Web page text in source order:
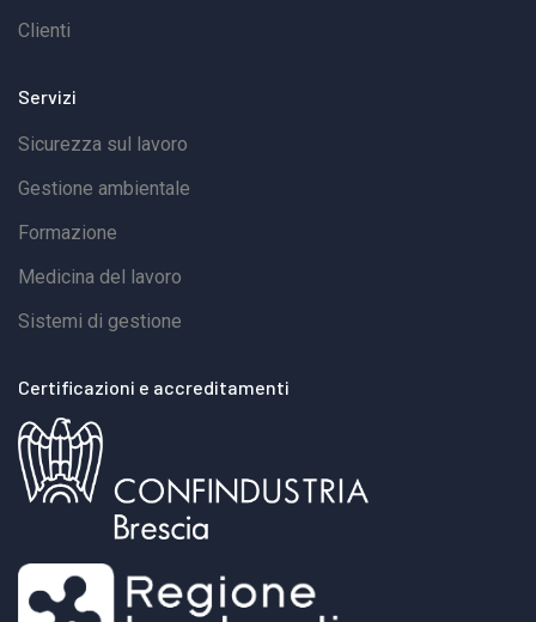
Clienti
Servizi
Sicurezza sul lavoro
Gestione ambientale
Formazione
Medicina del lavoro
Sistemi di gestione
Certificazioni e accreditamenti